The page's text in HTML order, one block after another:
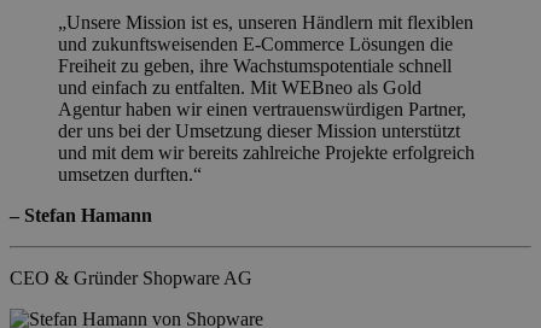
Unsere Mission ist es, unseren Händlern mit flexiblen
und zukunftsweisenden E-Commerce Lösungen die
Freiheit zu geben, ihre Wachstumspotentiale schnell
und einfach zu entfalten. Mit WEBneo als Gold
Agentur haben wir einen vertrauenswürdigen Partner,
der uns bei der Umsetzung dieser Mission unterstützt
und mit dem wir bereits zahlreiche Projekte erfolgreich
umsetzen durften.
– Stefan Hamann
CEO & Gründer Shopware AG